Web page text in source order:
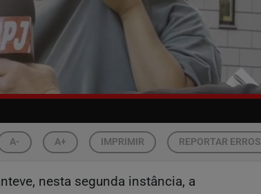
A- A+ IMPRIMIR REPORTAR ERROS
nesta segunda instância, a